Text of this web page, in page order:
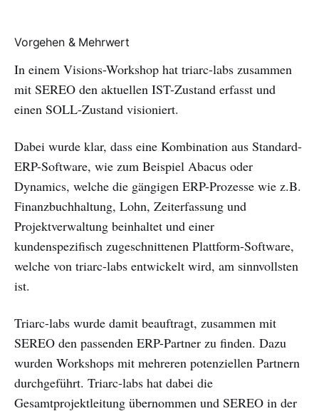
Vorgehen & Mehrwert
In einem Visions-Workshop hat triarc-labs zusammen
mit SEREO den aktuellen IST-Zustand erfasst und
einen SOLL-Zustand visioniert.
Dabei wurde klar, dass eine Kombination aus Standard-
ERP-Software, wie zum Beispiel Abacus oder
Dynamics, welche die gängigen ERP-Prozesse wie z.B.
Finanzbuchhaltung, Lohn, Zeiterfassung und
Projektverwaltung beinhaltet und einer
kundenspezifisch zugeschnittenen Plattform-Software,
welche von triarc-labs entwickelt wird, am sinnvollsten
ist.
Triarc-labs wurde damit beauftragt, zusammen mit
SEREO den passenden ERP-Partner zu finden. Dazu
wurden Workshops mit mehreren potenziellen Partnern
durchgeführt. Triarc-labs hat dabei die
Gesamtprojektleitung übernommen und SEREO in der